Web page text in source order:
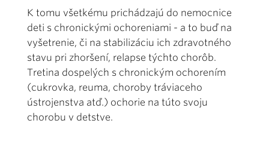
K tomu všetkému prichádzajú do nemocnice
deti s chronickými ochoreniami - a to buď na
vyšetrenie, či na stabilizáciu ich zdravotného
stavu pri zhoršení, relapse týchto chorôb.
Tretina dospelých s chronickým ochorením
(cukrovka, reuma, choroby tráviaceho
ústrojenstva atď.) ochorie na túto svoju
chorobu v detstve.